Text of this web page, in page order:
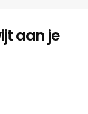
aan je